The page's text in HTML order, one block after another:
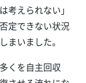
考えられない」
定できない状況
まいました。
くを自主回収